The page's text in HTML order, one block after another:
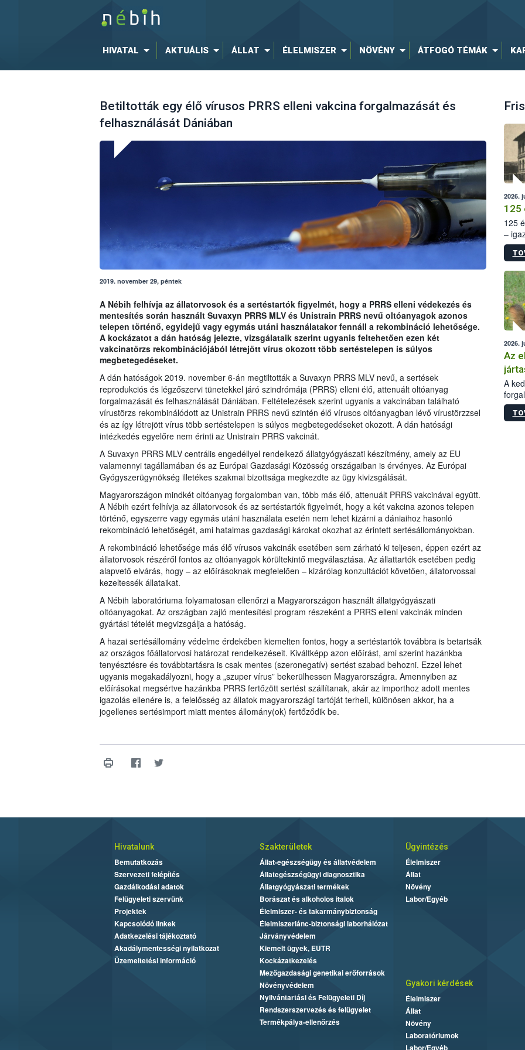
HIVATAL AKTUÁLIS ÁLLAT ÉLELMISZER NÖVÉNY ÁTFOGÓ TÉMÁK
Betiltották egy élő vírusos PRRS elleni vakcina forgalmazását és
felhasználását Dániában
2019. november 29, péntek
A Nébih felhívja az állatorvosok és a sertéstartók figyelmét, hogy a PRRS elleni védekezés és
mentesítés során használt Suvaxyn PRRS MLV és Unistrain PRRS nevű oltóanyagok azonos
telepen történő, egyidejű vagy egymás utáni használatakor fennáll a rekombináció lehetősége.
A kockázatot a dán hatóság jelezte, vizsgálataik szerint ugyanis feltehetően ezen két
vakcinatörzs rekombinációjából létrejött vírus okozott több sertéstelepen is súlyos
megbetegedéseket.
A dán hatóságok 2019. november 6-án megtiltották a Suvaxyn PRRS MLV nevű, a sertések
reprodukciós és légzőszervi tünetekkel járó szindrómája (PRRS) elleni élő, attenuált oltóanyag
forgalmazását és felhasználását Dániában. Feltételezések szerint ugyanis a vakcinában található
vírustörzs rekombinálódott az Unistrain PRRS nevű szintén élő vírusos oltóanyagban lévő vírustörzzsel
és az így létrejött vírus több sertéstelepen is súlyos megbetegedéseket okozott. A dán hatósági
intézkedés egyelőre nem érinti az Unistrain PRRS vakcinát.
A Suvaxyn PRRS MLV centrális engedéllyel rendelkező állatgyógyászati készítmény, amely az EU
valamennyi tagállamában és az Európai Gazdasági Közösség országaiban is érvényes. Az Európai
Gyógyszerügynökség illetékes szakmai bizottsága megkezdte az ügy kivizsgálását.
Magyarországon mindkét oltóanyag forgalomban van, több más élő, attenuált PRRS vakcinával együtt.
A Nébih ezért felhívja az állatorvosok és az sertéstartók figyelmét, hogy a két vakcina azonos telepen
történő, egyszerre vagy egymás utáni használata esetén nem lehet kizárni a dániaihoz hasonló
rekombináció lehetőségét, ami hatalmas gazdasági károkat okozhat az érintett sertésállományokban.
A rekombináció lehetősége más élő vírusos vakcinák esetében sem zárható ki teljesen, éppen ezért az
állatorvosok részéről fontos az oltóanyagok körültekintő megválasztása. Az állattartók esetében pedig
alapvető elvárás, hogy – az előírásoknak megfelelően – kizárólag konzultációt követően, állatorvossal
kezeltessék állataikat.
A Nébih laboratóriuma folyamatosan ellenőrzi a Magyarországon használt állatgyógyászati
oltóanyagokat. Az országban zajló mentesítési program részeként a PRRS elleni vakcinák minden
gyártási tételét megvizsgálja a hatóság.
A hazai sertésállomány védelme érdekében kiemelten fontos, hogy a sertéstartók továbbra is betartsák
az országos főállatorvosi határozat rendelkezéseit. Kiváltképp azon előírást, ami szerint hazánkba
tenyésztésre és továbbtartásra is csak mentes (szeronegatív) sertést szabad behozni. Ezzel lehet
ugyanis megakadályozni, hogy a „szuper vírus” bekerülhessen Magyarországra. Amennyiben az
előírásokat megsértve hazánkba PRRS fertőzött sertést szállítanak, akár az importhoz adott mentes
igazolás ellenére is, a felelősség az állatok magyarországi tartóját terheli, különösen akkor, ha a
jogellenes sertésimport miatt mentes állomány(ok) fertőződik be.
2026.
125
125
–
15.
2026.
Az
A
Hivatalunk
Bemutatkozás
Szervezeti felépítés
Gazdálkodási adatok
Felügyeleti szervünk
Projektek
Kapcsolódó linkek
Adatkezelési tájékoztató
Akadálymentességi nyilatkozat
Üzemeltetési információ
Szakterületek
Állat-egészségügy és állatvédelem
Állategészségügyi diagnosztika
Állatgyógyászati termékek
Borászat és alkoholos italok
Élelmiszer- és takarmánybiztonság
Élelmiszerlánc-biztonsági laborhálózat
Járványvédelem
Kiemelt ügyek, EUTR
Kockázatkezelés
Mezőgazdasági genetikai erőforrások
Növényvédelem
Nyilvántartási és Felügyeleti Díj
Rendszerszervezés és felügyelet
Termékpálya-ellenőrzés
Ügyintézés
Élelmiszer
Állat
Növény
Labor/Egyéb
Gyakori kérdések
Élelmiszer
Állat
Növény
Laboratóriumok
Labor/Egyéb